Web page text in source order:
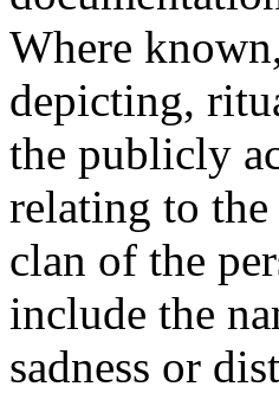
Where
depicting,
the publicly
relating to
clan of the
include the
sadness or